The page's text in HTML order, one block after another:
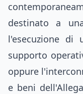
destinato a
l'esecuzione di
supporto
oppure
e beni